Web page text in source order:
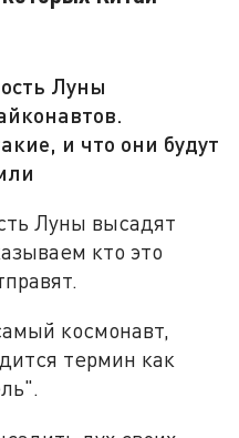
Луны
и что они будут
Луны высадят
кто это
космонавт,
термин как